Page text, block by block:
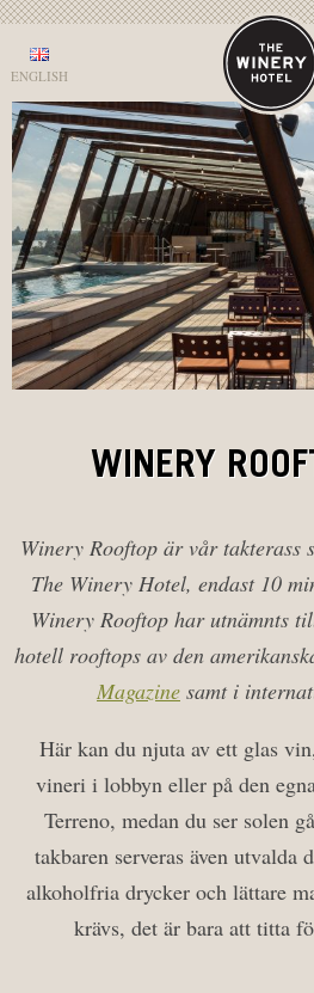
ENGLISH
WINERY
Winery Rooftop är vår takterass
The Winery Hotel, endast 10
Winery Rooftop har utnämnts
hotell rooftops av den
Magazine samt i
Här kan du njuta av ett glas
vineri i lobbyn eller på den
Terreno, medan du ser solen
takbaren serveras även utvalda
alkoholfria drycker och lättare
krävs, det är bara att titta